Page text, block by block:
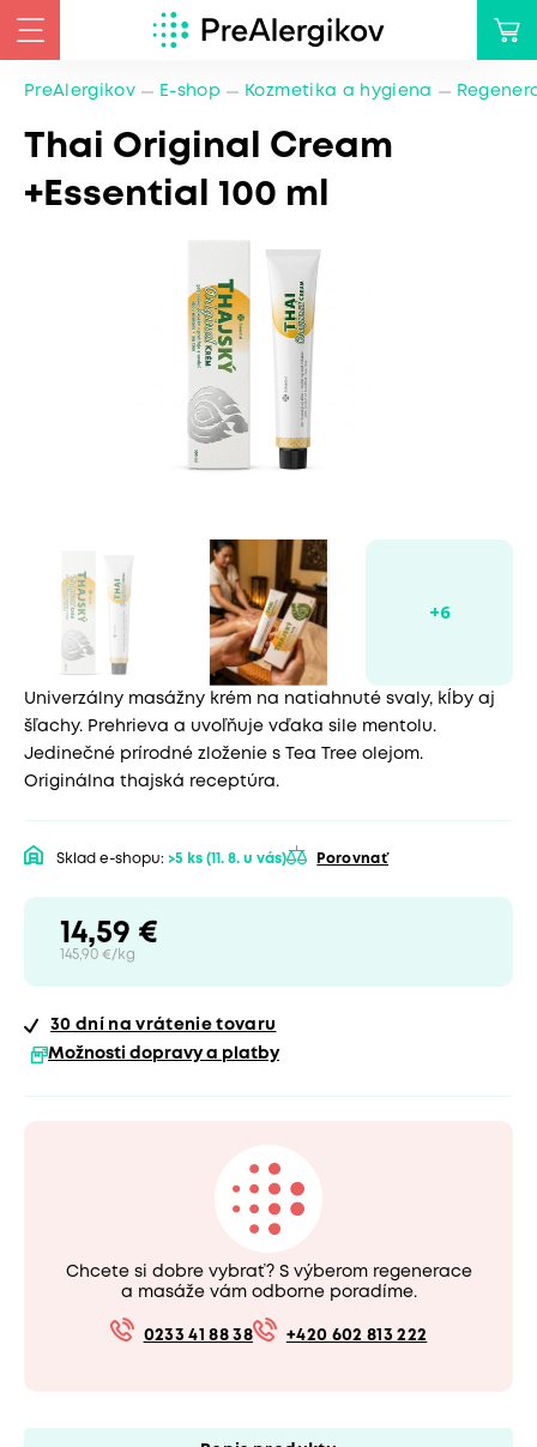
PreAlergikov E-shop Kozmetika a hygiena
Thai Original Cream
+Essential 100 ml
Univerzálny masážny krém na natiahnuté svaly, kĺby aj
šľachy. Prehrieva a uvoľňuje vďaka sile mentolu.
Jedinečné prírodné zloženie s Tea Tree olejom.
Originálna thajská receptúra.
Sklad e-shopu: >5 ks (11. 8. u vás) Porovnať
14,59 €
145,90 €/kg
30 dní na vrátenie tovaru
Možnosti dopravy a platby
Chcete si dobre vybrať? S výberom regenerace
a masáže vám odborne poradíme.
0233 41 88 38 +420 602 813 222